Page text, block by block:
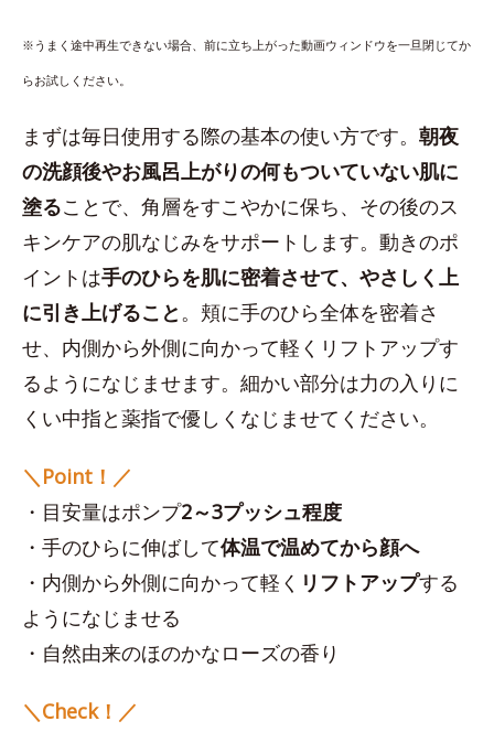
※うまく途中再生できない場合、前に立ち上がった動画ウィンドウを一旦閉じてか
らお試しください。
まずは毎日使用する際の基本の使い方です。 朝夜
の洗顔後やお風呂上がりの何もついていない肌に
塗ることで、角層をすこやかに保ち、その後のス
キンケアの肌なじみをサポートします。動きのポ
イントは手のひらを肌に密着させて、やさしく上
に引き上げること。頬に手のひら全体を密着さ
せ、内側から外側に向かって軽くリフトアップす
るようになじませます。細かい部分は力の入りに
くい中指と薬指で優しくなじませてください。
＼Point！／
・目安量はポンプ2～3プッシュ程度
・手のひらに伸ばして体温で温めてから顔へ
・内側から外側に向かって軽く リフトアップする
ようになじませる
・自然由来のほのかなローズの香り
＼Check！／